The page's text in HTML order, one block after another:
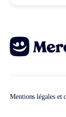
Mentions légales et